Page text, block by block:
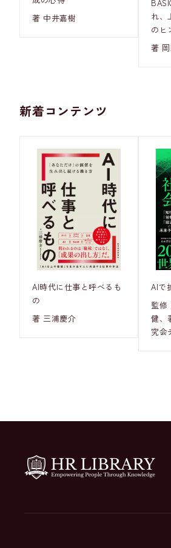
著 中井嘉樹
れ、
のヒ
著
新着コンテンツ
AI時代に仕事と呼べるも
の
著 三浦慶介
AIで
監修
健、
究会